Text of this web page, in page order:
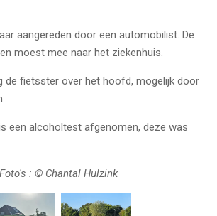
aangereden door een automobilist. De
moest mee naar het ziekenhuis.
de fietsster over het hoofd, mogelijk door
een alcoholtest afgenomen, deze was
Foto's : © Chantal Hulzink